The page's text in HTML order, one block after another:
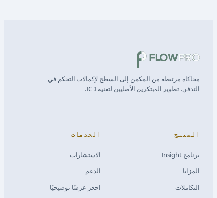
محاكاة مرتبطة من المكمن إلى السطح لإكمالات التحكم في
التدفق. تطوير المبتكرين الأصليين لتقنية ICD.
المنتج
برنامج Insight
المزايا
التكاملات
الخدمات
الاستشارات
الدعم
احجز عرضًا توضيحيًا